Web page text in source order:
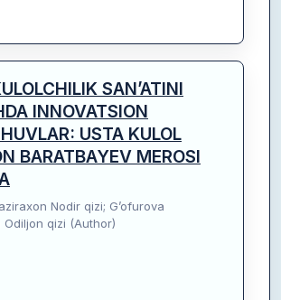
SAN’ATINI
INNOVATSION
USTA KULOL
BARATBAYEV MEROSI
Nodir qizi; G’ofurova
qizi (Author)